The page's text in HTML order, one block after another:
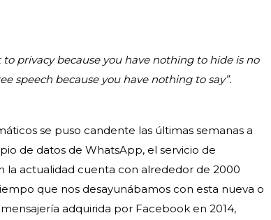
privacy because you have nothing to hide is no
speech because you have nothing to say”.
se puso candente las últimas semanas a
de datos de WhatsApp, el servicio de
actualidad cuenta con alrededor de 2000
que nos desayunábamos con esta nueva o
adquirida por Facebook en 2014,